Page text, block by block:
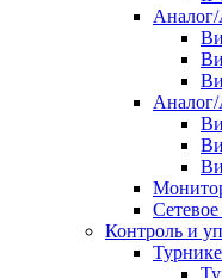
Контроль и